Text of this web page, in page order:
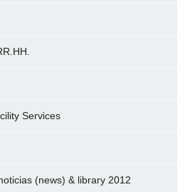
Services
(news) & library 2012